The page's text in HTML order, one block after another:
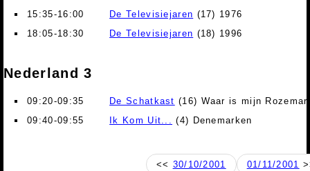
15:35-16:00 De Televisiejaren (17) 1976
18:05-18:30
De Televisiejaren (18) 1996
Nederland 3
09:20-09:35 De Schatkast (16) Waar is mijn
09:40-09:55
Ik Kom Uit... (4) Denemarken
<< 30/10/2001 01/11/2001